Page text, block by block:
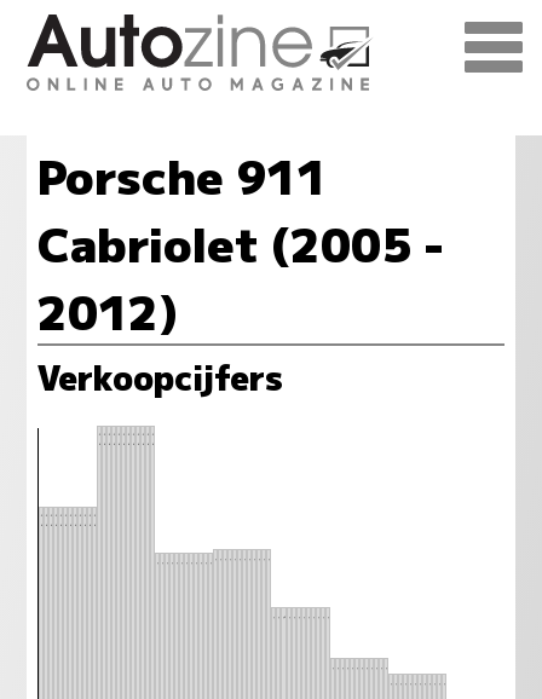
Porsche 911
Cabriolet (2005 -
2012)
Verkoopcijfers
21
21
21
21
21
21
21
21
21
21
2121
26
26
26
26
26
26
26
26
26
262626
18
18
18
18
18
18
18
18
18
18
18
18
18
18
18
18
18
18
18
18
18
181818
14
14
14
14
14
14
14
14
14
141414
11
11
11
11
11
11
11
11
11
11
11
11
10
10
10
10
10
10
10
10
10
101010